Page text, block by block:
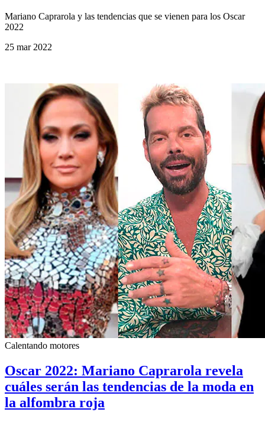
Mariano Caprarola y las tendencias que se vienen para los Oscar
2022
25 mar 2022
Calentando motores
Oscar 2022: Mariano Caprarola revela
cuáles serán las tendencias de la moda en
la alfombra roja